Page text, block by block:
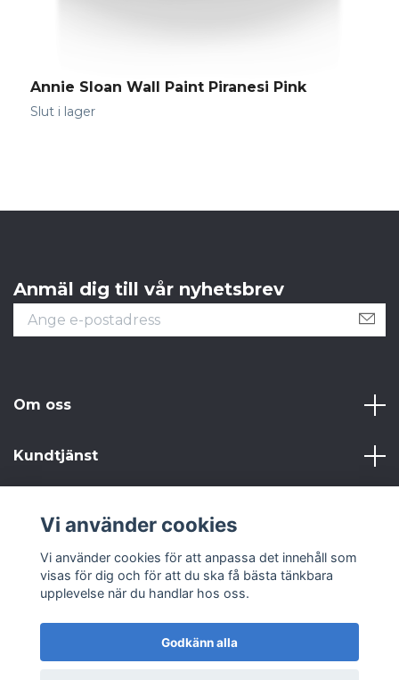
Annie Sloan Wall Paint Piranesi Pink
Slut i lager
Anmäl dig till vår nyhetsbrev
Om oss
Kundtjänst
Sociala medier
Vi använder cookies
Vi använder cookies för att anpassa det innehåll som
visas för dig och för att du ska få bästa tänkbara
upplevelse när du handlar hos oss.
Godkänn alla